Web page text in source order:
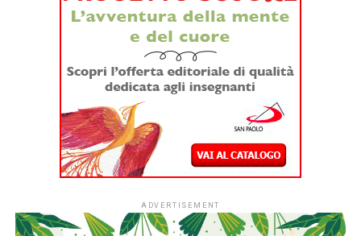
Dopo quattro anni di sperimentazione, #ioleggoperché
apre per la prima volta le iscrizioni a tutti gli asili nido
1° settembrele strutture educative per la
fascia 0-3 anni di tutto il Paese potranno aderire
all’iniziativa sociale dell’Associazione Italiana Editori (AIE)
a favore delle biblioteche scolastiche e partecipare alla
campagna nazionale di donazione di libri in programma dal
7 al 15 novembre 2026.
L’ingresso di tutti i nidi italiani segna una nuova fase per